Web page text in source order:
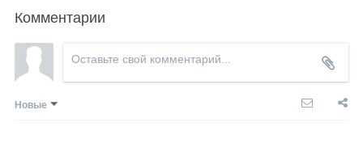
Комментарии
Новые